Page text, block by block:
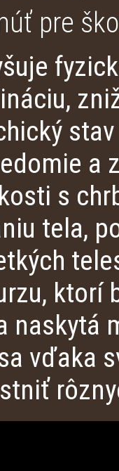
pre
a
s
tela,
ktorí
naskytá
vďaka